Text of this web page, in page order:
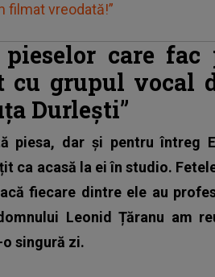
filmat vreodată!”
care fac
cu grupul vocal
Durlești”
piesa, dar și pentru întreg
ca acasă la ei în studio.
fiecare dintre ele au
Leonid Țăranu am
singură zi.